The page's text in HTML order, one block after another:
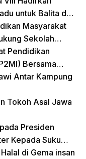
untuk Balita dan
Masyarakat
Sekolah
Kemensos
Pendidikan
Bersama
Kementerian
Antar Kampung
Tokoh Asal Jawa
Presiden
Kepada Suku
di Gema insan